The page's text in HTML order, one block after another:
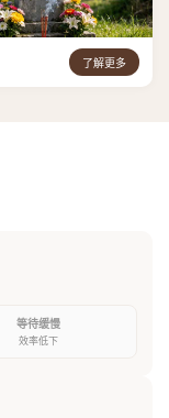
了解更多
等待缓慢
效率低下